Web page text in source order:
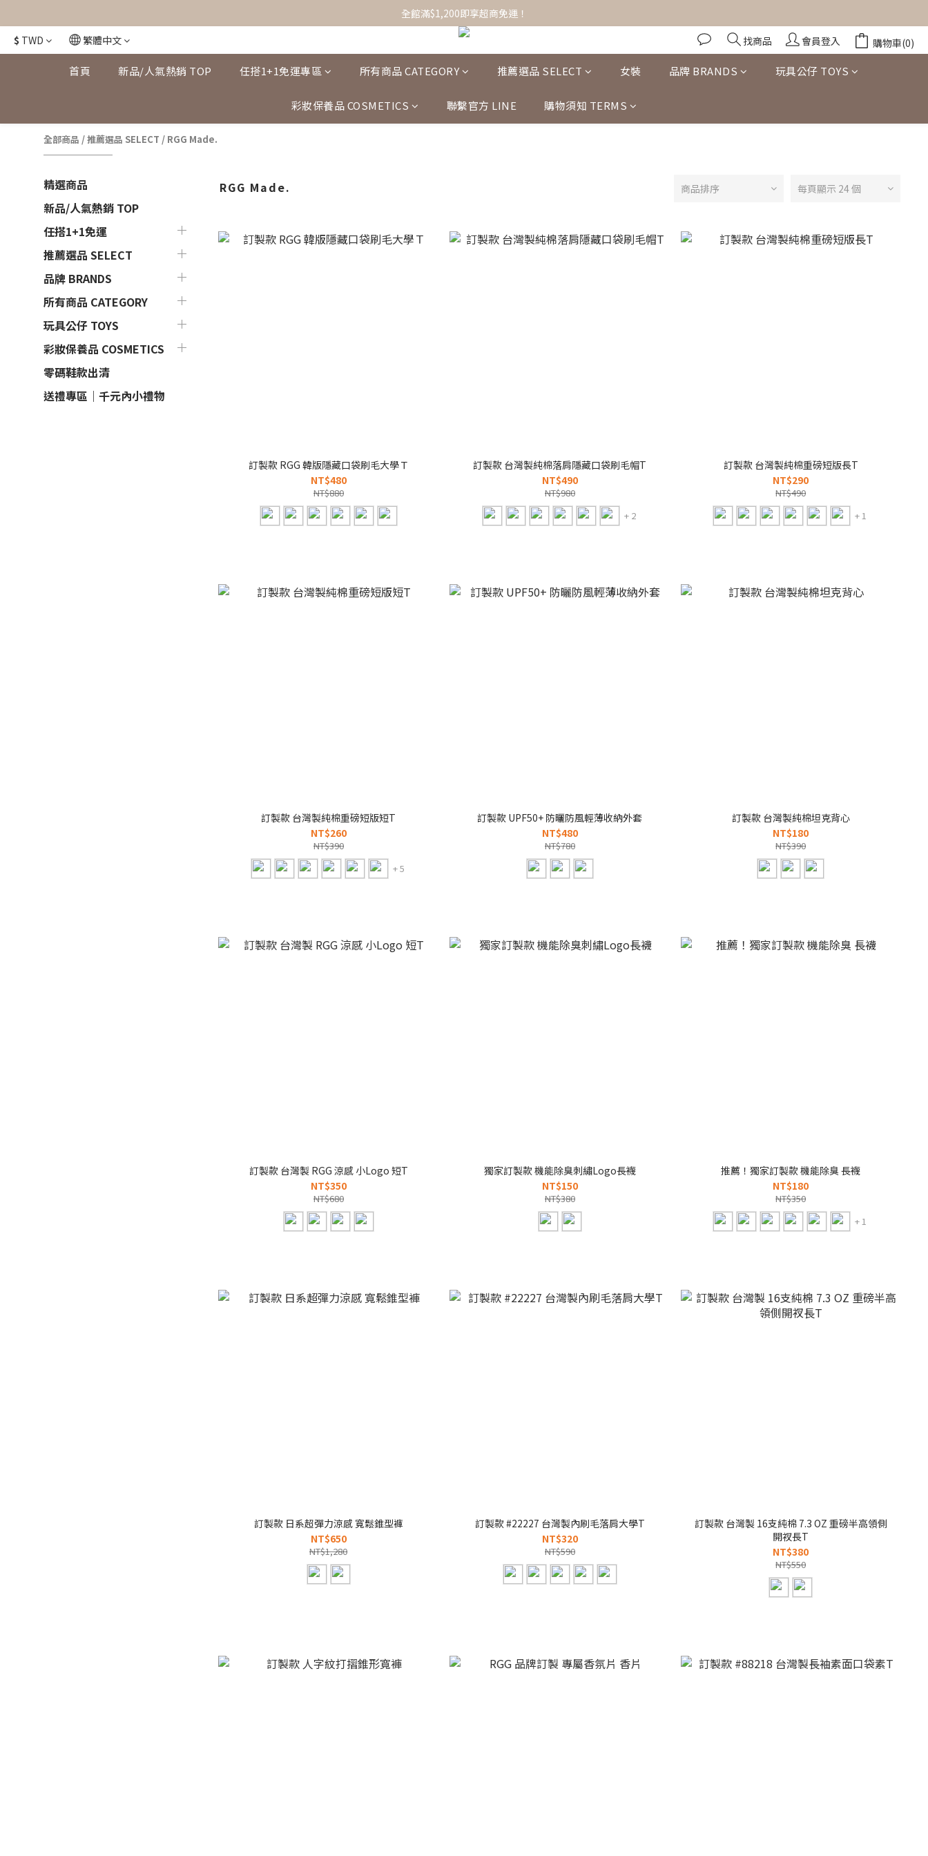
全館滿$1,200即享超商免運！
全館滿$1,200即享超商免運！
選品服飾/女裝/配件小物，任搭1+1免運！
全館滿$1,200即享超商免運！
$ TWD 繁體中文 找商品 會員登入 購物車(0)
首頁 新品/人氣熱銷 TOP 任搭1+1免運專區 所有商品 CATEGORY 推薦選品 SELECT 女裝 品牌 BRANDS 玩具公仔 TOYS
彩妝保養品 COSMETICS 聯繫官方 LINE 購物須知 TERMS
全部商品 /推薦選品 SELECT / RGG Made.
精選商品
新品/人氣熱銷 TOP
任搭1+1免運
推薦選品 SELECT
品牌 BRANDS
所有商品 CATEGORY
玩具公仔 TOYS
彩妝保養品 COSMETICS
零碼鞋款出清
送禮專區｜千元內小禮物
RGG Made. 商品排序 每頁顯示 24 個
訂製款 RGG 韓版隱藏口袋刷毛大學Ｔ
NT$480
NT$880
訂製款 台灣製純棉落肩隱藏口袋刷毛帽T
NT$490
NT$980
+ 2
訂製款 台灣製純棉重磅短版長T
NT$290
NT$490
+ 1
訂製款 台灣製純棉重磅短版短T
NT$260
NT$390
+ 5
訂製款 UPF50+ 防曬防風輕薄收納外套
NT$480
NT$780
訂製款 台灣製純棉坦克背心
NT$180
NT$390
訂製款 台灣製 RGG 涼感 小Logo 短T
NT$350
NT$680
獨家訂製款 機能除臭刺繡Logo長襪
NT$150
NT$380
推薦！獨家訂製款 機能除臭 長襪
NT$180
NT$350
+ 1
訂製款 日系超彈力涼感 寬鬆錐型褲
NT$650
NT$1,280
訂製款 #22227 台灣製內刷毛落肩大學T
NT$320
NT$590
訂製款 台灣製 16支純棉 7.3 OZ 重磅半高領側
開衩長T
NT$380
NT$550